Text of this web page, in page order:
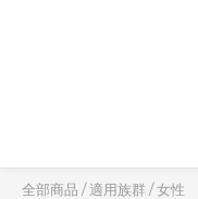
全部商品 /適用族群 /女性